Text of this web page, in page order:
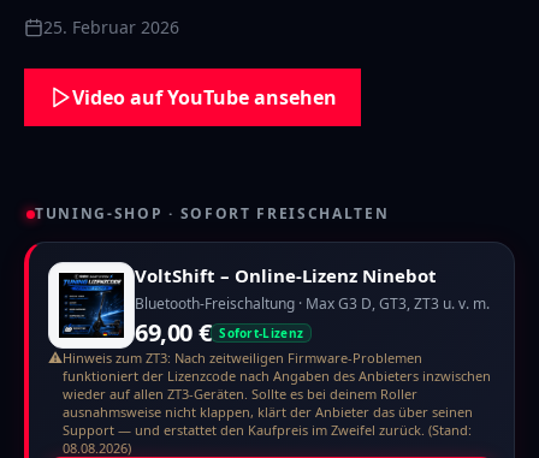
25. Februar 2026
Video auf YouTube ansehen
TUNING-SHOP · SOFORT FREISCHALTEN
VoltShift – Online-Lizenz Ninebot
Bluetooth-Freischaltung · Max G3 D, GT3, ZT3 u. v. m.
69,00 € Sofort-Lizenz
⚠Hinweis zum ZT3: Nach zeitweiligen Firmware-Problemen
funktioniert der Lizenzcode nach Angaben des Anbieters inzwischen
wieder auf allen ZT3-Geräten. Sollte es bei deinem Roller
ausnahmsweise nicht klappen, klärt der Anbieter das über seinen
Support — und erstattet den Kaufpreis im Zweifel zurück. (Stand:
08.08.2026)